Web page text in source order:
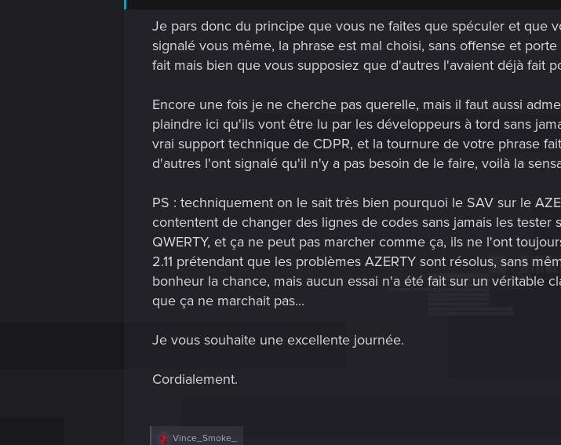
Je pars donc du principe que vous ne faites que spéculer et que
signalé vous même, la phrase est mal choisi, sans offense et
fait mais bien que vous supposiez que d'autres l'avaient déjà fait
Encore une fois je ne cherche pas querelle, mais il faut aussi
plaindre ici qu'ils vont être lu par les développeurs à tord sans
vrai support technique de CDPR, et la tournure de votre phrase
d'autres l'ont signalé qu'il n'y a pas besoin de le faire, voilà la
PS : techniquement on le sait très bien pourquoi le SAV sur le
contentent de changer des lignes de codes sans jamais les
QWERTY, et ça ne peut pas marcher comme ça, ils ne l'ont
2.11 prétendant que les problèmes AZERTY sont résolus, sans
bonheur la chance, mais aucun essai n'a été fait sur un véritable
que ça ne marchait pas...
Je vous souhaite une excellente journée.
Cordialement.
R
Vince_Smoke_